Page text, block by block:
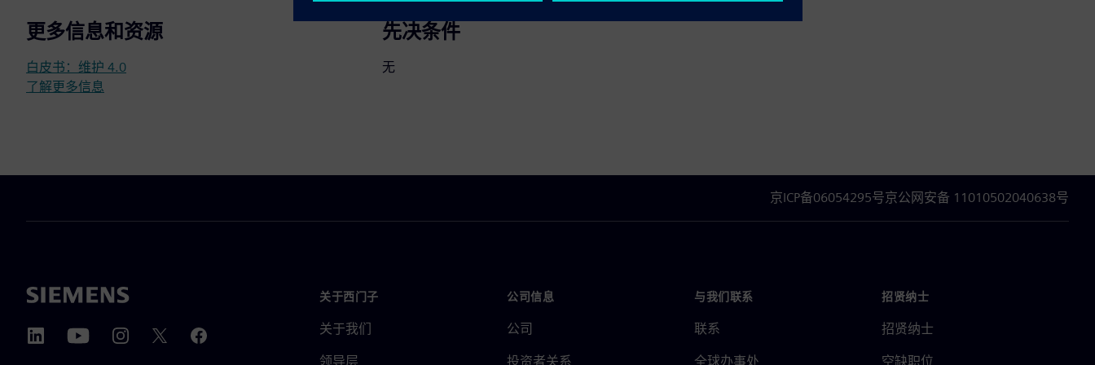
更多信息和资源
白皮书：维护 4.0
了解更多信息
先决条件
无
京ICP备06054295号京公网安备 11010502040638号
关于西门子
关于我们
领导层
公司信息
公司
投资者关系
与我们联系
联系
全球办事处
招贤纳士
招贤纳士
空缺职位